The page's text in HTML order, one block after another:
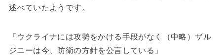
述べていたようです。
「ウクライナには攻勢をかける手段がなく（中略）ザル
ジニーは今、防衛の方針を公言している」